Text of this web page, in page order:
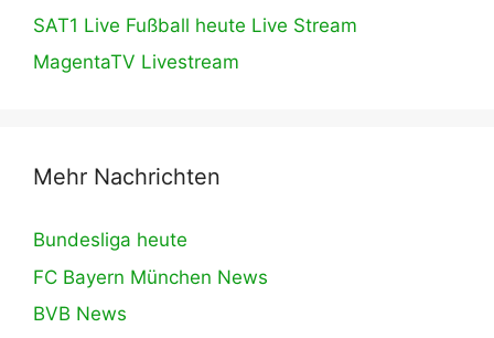
SAT1 Live Fußball heute Live Stream
MagentaTV Livestream
Mehr Nachrichten
Bundesliga heute
FC Bayern München News
BVB News